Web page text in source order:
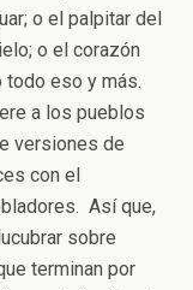
o el palpitar del
o el corazón
todo eso y más.
a los pueblos
versiones de
con el
Así que,
sobre
terminan por